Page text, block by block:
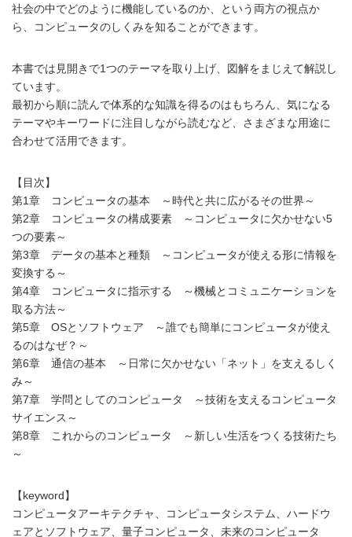
社会の中でどのように機能しているのか、という両方の視点か
ら、コンピュータのしくみを知ることができます。
本書では見開きで1つのテーマを取り上げ、図解をまじえて解説し
ています。
最初から順に読んで体系的な知識を得るのはもちろん、気になる
テーマやキーワードに注目しながら読むなど、さまざまな用途に
合わせて活用できます。
【目次】
第1章 コンピュータの基本 ～時代と共に広がるその世界～
第2章 コンピュータの構成要素 ～コンピュータに欠かせない5
つの要素～
第3章 データの基本と種類 ～コンピュータが使える形に情報を
変換する～
第4章 コンピュータに指示する ～機械とコミュニケーションを
取る方法～
第5章 OSとソフトウェア ～誰でも簡単にコンピュータが使え
るのはなぜ？～
第6章 通信の基本 ～日常に欠かせない「ネット」を支えるしく
み～
第7章 学問としてのコンピュータ ～技術を支えるコンピュータ
サイエンス～
第8章 これからのコンピュータ ～新しい生活をつくる技術たち
～
【keyword】
コンピュータアーキテクチャ、コンピュータシステム、ハードウ
ェアとソフトウェア、量子コンピュータ、未来のコンピュータ